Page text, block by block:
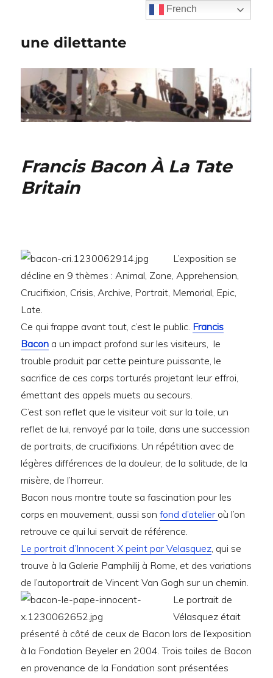
une dilettante
Francis Bacon À La Tate
Britain
L’exposition se
décline en 9 thèmes : Animal, Zone, Apprehension,
Crucifixion, Crisis, Archive, Portrait, Memorial, Epic,
Late.
Ce qui frappe avant tout, c’est le public. Francis
Bacon a un impact profond sur les visiteurs, le
trouble produit par cette peinture puissante, le
sacrifice de ces corps torturés projetant leur effroi,
émettant des appels muets au secours.
C’est son reflet que le visiteur voit sur la toile, un
reflet de lui, renvoyé par la toile, dans une succession
de portraits, de crucifixions. Un répétition avec de
légères différences de la douleur, de la solitude, de la
misère, de l’horreur.
Bacon nous montre toute sa fascination pour les
corps en mouvement, aussi sonfond d’atelier où l’on
retrouve ce qui lui servait de référence.
Le portrait d’Innocent X peint par Velasquez, qui se
trouve à la Galerie Pamphilij à Rome, et des variations
de l’autoportrait de Vincent Van Gogh sur un chemin.
Le portrait de
Vélasquez était
présenté à côté de ceux de Bacon lors de l’exposition
à la Fondation Beyeler en 2004. Trois toiles de Bacon
en provenance de la Fondation sont présentées
French